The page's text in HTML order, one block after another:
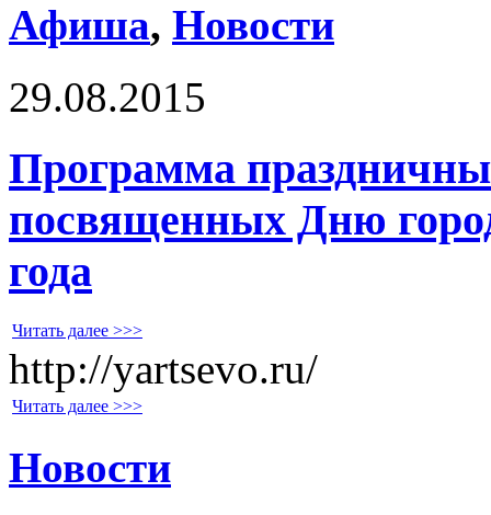
Афиша, Новости
29.08.2015
Программа
посвященных Дню
года
Читать далее >>>
http://yartsevo.ru/
Читать далее >>>
Новости